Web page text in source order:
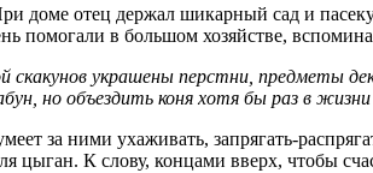
доме отец держал шикарный сад и
помогали в большом хозяйстве,
украшены перстни, предметы
но объездить коня хотя бы раз в
за ними ухаживать, запрягать-
цыган. К слову, концами вверх, чтобы